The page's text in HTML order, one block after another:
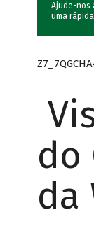
Ajude-nos
uma rápida
do
da